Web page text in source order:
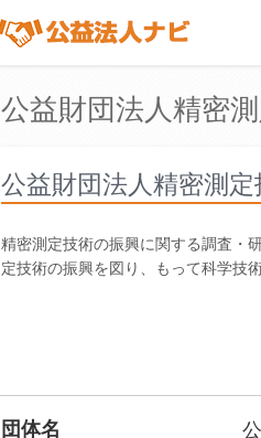
公益財団法人精密
公益財団法人精密測
精密測定技術の振興に関する調査・
定技術の振興を図り、もって科学技
団体名